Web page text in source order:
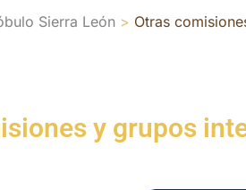
Sierra León Otras
y grupos